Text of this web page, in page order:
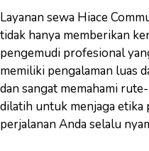
Layanan sewa Hiace
tidak hanya memberikan
pengemudi profesional
memiliki pengalaman luas
dan sangat memahami
dilatih untuk menjaga etika
perjalanan Anda selalu